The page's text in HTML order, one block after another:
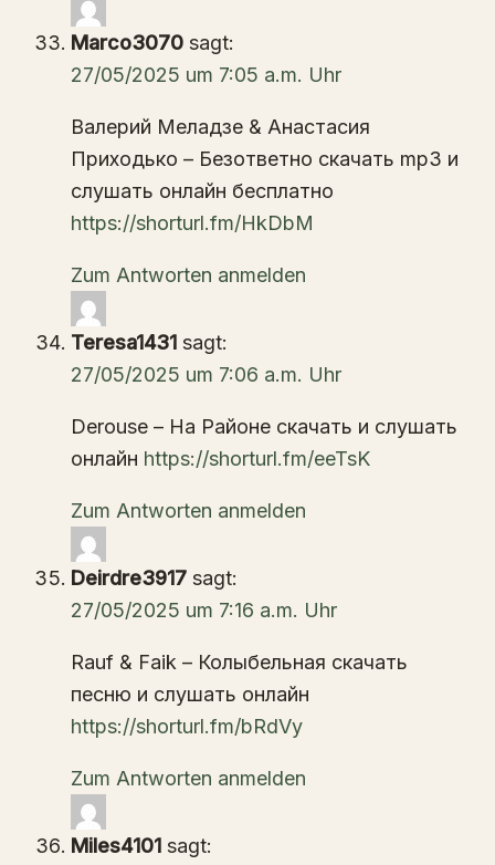
Marco3070 sagt:
27/05/2025 um 7:05 a.m. Uhr
Валерий Меладзе & Анастасия
Приходько – Безответно скачать mp3 и
слушать онлайн бесплатно
https://shorturl.fm/HkDbM
Zum Antworten anmelden
Teresa1431 sagt:
27/05/2025 um 7:06 a.m. Uhr
Derouse – На Районе скачать и слушать
онлайн https://shorturl.fm/eeTsK
Zum Antworten anmelden
Deirdre3917 sagt:
27/05/2025 um 7:16 a.m. Uhr
Rauf & Faik – Колыбельная скачать
песню и слушать онлайн
https://shorturl.fm/bRdVy
Zum Antworten anmelden
Miles4101 sagt: